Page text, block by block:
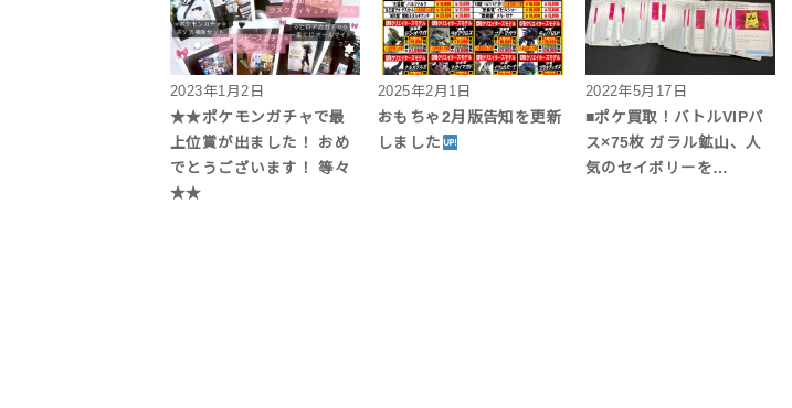
2023年1月2日
★★ポケモンガチャで最
上位賞が出ました！ おめ
でとうございます！ 等々
★★
2025年2月1日
おもちゃ2月版告知を更新
しました
2022年5月17日
■ポケ買取！バトルVIPパ
ス×75枚 ガラル鉱山、人
気のセイボリーを…